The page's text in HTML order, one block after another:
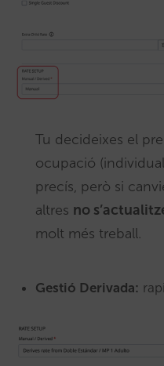
Tu decideixes el
ocupació
precís, però si
altres no
molt més treball.
Gestió Derivada: